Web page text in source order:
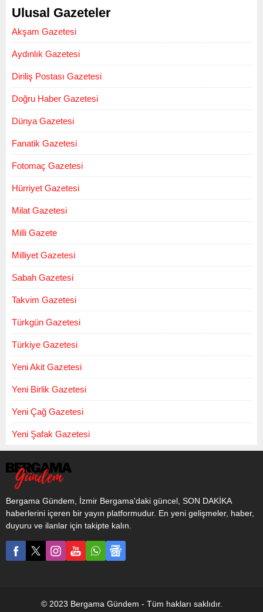
Ulusal Gazeteler
Akşam Gazetesi
Aydınlık Gazetesi
Diriliş Postası Gazetesi
Doğru Haber Gazetesi
Dünya Gazetesi
Fanatik Gazetesi
Fotomaç Gazetesi
Hürriyet Gazetesi
Milat Gazetesi
Milli Gazete
Milliyet Gazetesi
Sabah Gazetesi
Takvim Gazetesi
Türkgün Gazetesi
Türkiye Gazetesi
Yeni Akit Gazetesi
Yeni Birlik Gazetesi
Yeni Çağ Gazetesi
Yeni Şafak Gazetesi
Bergama Gündem, İzmir Bergama'daki güncel, SON DAKİKA
haberlerini içeren bir yayın platformudur. En yeni gelişmeler, haber,
duyuru ve ilanlar için takipte kalın.
© 2023 Bergama Gündem - Tüm hakları saklıdır.